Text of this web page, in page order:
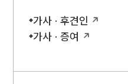
만화로
가사 · 후견인
가사 · 증여